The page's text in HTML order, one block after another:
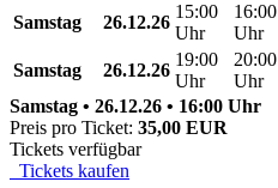
Samstag
26.12.26
15:00
Uhr
16:00
Uhr
Samstag
26.12.26
19:00
Uhr
20:00
Uhr
Samstag • 26.12.26 • 16:00 Uhr
Preis pro Ticket: 35,00 EUR
Tickets verfügbar
Tickets kaufen